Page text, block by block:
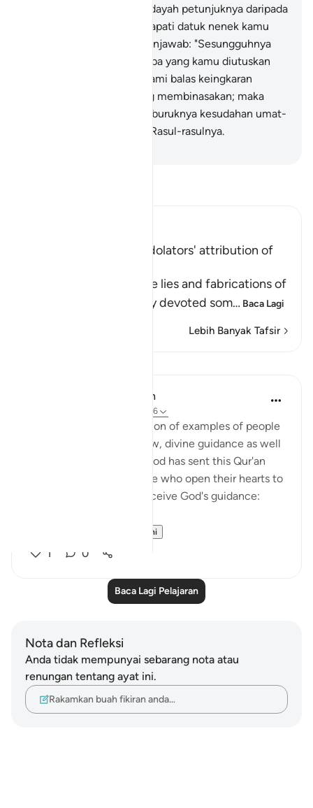
Condemnation of the Idolators' attribution of
Here Allah speaks of the lies and fabrications of
the idolators, when they devoted som… Baca Lagi
Lebih Banyak Tafsir
In the Shade of the Quran
ayat 43:16
With such a clear exposition of examples of people
who benefit by, and follow, divine guidance as well
as those who go astray, God has sent this Qur'an
from on high. Thus, people who open their hearts to
it will benefit by it and receive God's guidance:
Lihat lebih dari yang ini
1 0
Baca Lagi Pelajaran
ugama yang lebih jelas hidayah petunjuknya daripada
jalan ugama yang kamu dapati datuk nenek kamu
menurutnya?" Mereka menjawab: "Sesungguhnya
kami tetap mengingkari apa yang kamu diutuskan
Lalu kami balas keingkaran
mereka dengan azab yang membinasakan; maka
perhatikanlah bagaimana buruknya kesudahan umat-
umat yang mendustakan Rasul-rasulnya.
Nota dan Refleksi
Anda tidak mempunyai sebarang nota atau
renungan tentang ayat ini.
Rakamkan buah fikiran anda…